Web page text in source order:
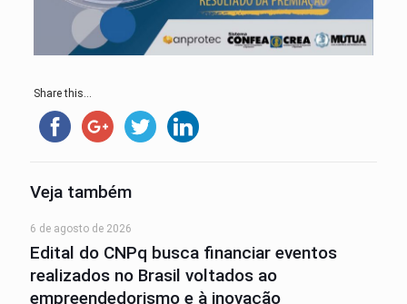
Share this...
Veja também
6 de agosto de 2026
Edital do CNPq busca financiar eventos
realizados no Brasil voltados ao
empreendedorismo e à inovação